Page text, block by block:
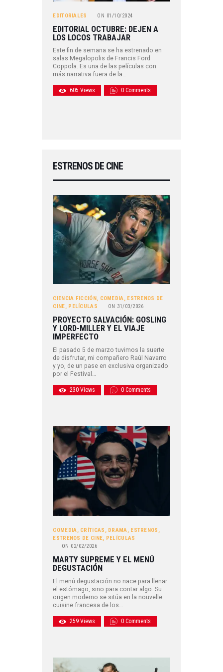
EDITORIALES ON 01/10/2024
EDITORIAL OCTUBRE: DEJEN A
LOS LOCOS TRABAJAR
Este fin de semana se ha estrenado en
salas Megalopolis de Francis Ford
Coppola. Es una de las películas con
más narrativa fuera de la…
605 Views 0 Comments
ESTRENOS DE CINE
CIENCIA FICCIÓN , COMEDIA, ESTRENOS DE
CINE, PELÍCULAS ON 31/03/2026
PROYECTO SALVACIÓN: GOSLING
Y LORD-MILLER Y EL VIAJE
IMPERFECTO
El pasado 5 de marzo tuvimos la suerte
de disfrutar, mi compañero Raúl Navarro
y yo, de un pase en exclusiva organizado
por el Festival…
230 Views 0 Comments
COMEDIA, CRÍTICAS , DRAMA, ESTRENOS ,
ESTRENOS DE CINE, PELÍCULAS
ON 02/02/2026
MARTY SUPREME Y EL MENÚ
DEGUSTACIÓN
El menú degustación no nace para llenar
el estómago, sino para contar algo. Su
origen moderno se sitúa en la nouvelle
cuisine francesa de los…
259 Views 0 Comments